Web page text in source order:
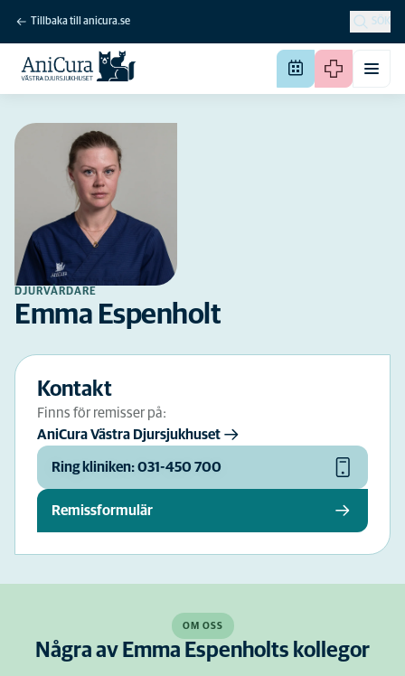
Tillbaka till anicura.se SÖK
DJURVÅRDARE
Emma Espenholt
Kontakt
Finns för remisser på:
AniCura Västra Djursjukhuset
Ring kliniken: 031-450 700
Remissformulär
OM OSS
Några av Emma Espenholts kollegor